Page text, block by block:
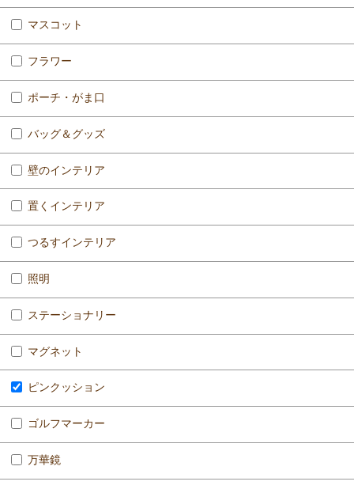
マスコット
フラワー
ポーチ・がま口
バッグ＆グッズ
壁のインテリア
置くインテリア
つるすインテリア
照明
ステーショナリー
マグネット
ピンクッション
ゴルフマーカー
万華鏡